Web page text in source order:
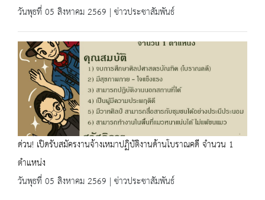
วันพุธที่ 05 สิงหาคม 2569 | ข่าวประชาสัมพันธ์
ด่วน! เปิดรับสมัครงานจ้างเหมาปฏิบัติงานด้านโบราณคดี จำนวน 1
ตำแหน่ง
วันพุธที่ 05 สิงหาคม 2569 | ข่าวประชาสัมพันธ์